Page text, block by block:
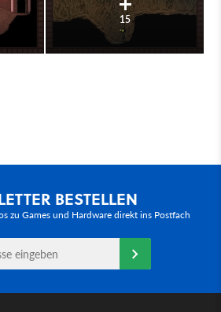
15
BESTELLEN
zu Games und Hardware direkt ins Postfach